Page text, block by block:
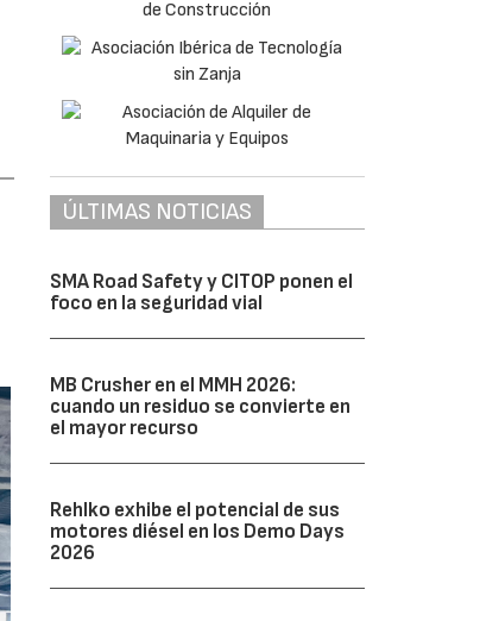
ÚLTIMAS NOTICIAS
SMA Road Safety y CITOP ponen el
foco en la seguridad vial
MB Crusher en el MMH 2026:
cuando un residuo se convierte en
el mayor recurso
Rehlko exhibe el potencial de sus
motores diésel en los Demo Days
2026